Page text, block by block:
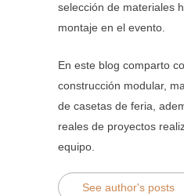
selección de materiales
montaje en el evento.
En este blog comparto
construcción modular,
de casetas de feria,
reales de proyectos
equipo.
See author's posts